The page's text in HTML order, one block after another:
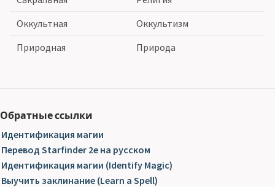
Оккультная
Оккультизм
Природная
Природа
Обратные ссылки
Идентификация магии
Перевод Starfinder 2e на русском
Идентификация магии (Identify Magic)
Выучить заклинание (Learn a Spell)